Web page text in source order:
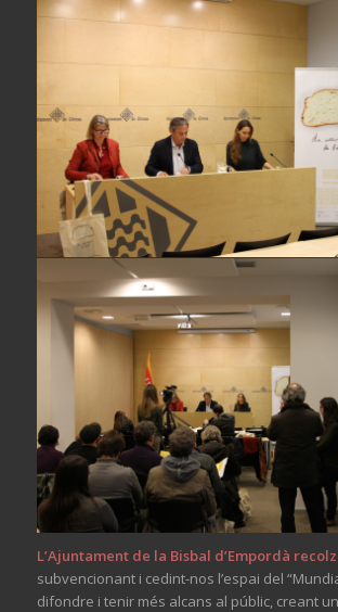
L’Ajuntament de la Bisbal d’Empordà
subvencionant i cedint-nos l’espai del
difondre i tenir més alcans al públic, creant